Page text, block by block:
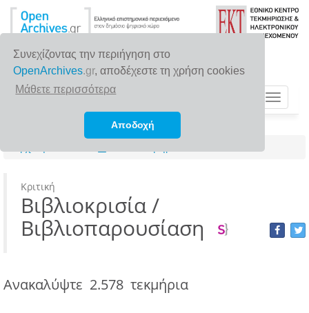
Συνεχίζοντας την περιήγηση στο
OpenArchives.gr, αποδέχεστε τη χρήση cookies
Μάθετε περισσότερα
Αποδοχή
Toggle
Κριτική
Βιβλιοκρισία /
Βιβλιοπαρουσίαση
Ανακαλύψτε 2.578 τεκμήρια